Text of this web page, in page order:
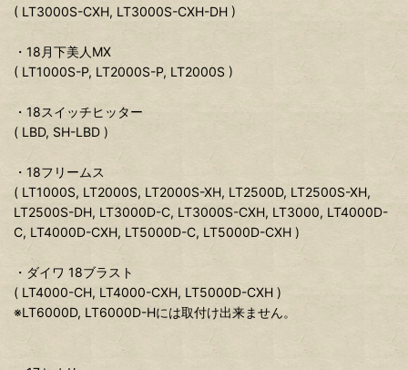
( LT3000S-CXH, LT3000S-CXH-DH )
・18月下美人MX
( LT1000S-P, LT2000S-P, LT2000S )
・18スイッチヒッター
( LBD, SH-LBD )
・18フリームス
( LT1000S, LT2000S, LT2000S-XH, LT2500D, LT2500S-XH,
LT2500S-DH, LT3000D-C, LT3000S-CXH, LT3000, LT4000D-
C, LT4000D-CXH, LT5000D-C, LT5000D-CXH )
・ダイワ 18ブラスト
( LT4000-CH, LT4000-CXH, LT5000D-CXH )
※LT6000D, LT6000D-Hには取付け出来ません。